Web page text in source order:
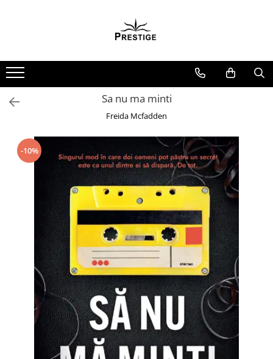
Noutati
Promotii
Pachete Speciale Carti
Spiritualitate - Ezoterism
Arte Divinatorii
Astrologie
Dezvoltare Spirituala
KidConnection
Minte Corp
New Illuminati Files
Numerologie
Paranormal
Parapsihologie
Audiobook
Sa nu ma minti
Freida Mcfadden
-10%